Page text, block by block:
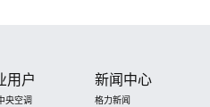
用户
央空调
新闻中心
格力新闻